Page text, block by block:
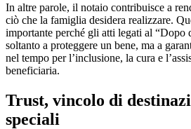
In altre parole, il notaio contribuisce a
ciò che la famiglia desidera realizzare.
importante perché gli atti legati al “Dopo
soltanto a proteggere un bene, ma a
nel tempo per l’inclusione, la cura e
beneficiaria.
Trust, vincolo di
speciali